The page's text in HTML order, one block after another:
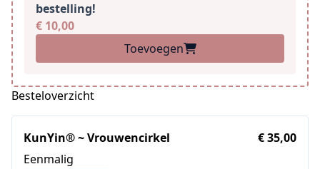
bestelling!
€ 10,00
Toevoegen
Besteloverzicht
KunYin® ~ Vrouwencirkel
Eenmalig
€ 35,00